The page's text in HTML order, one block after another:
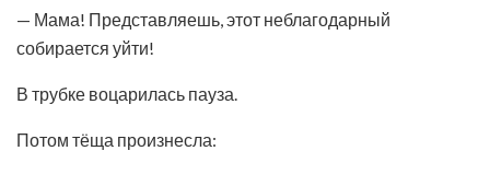
— Мама! Представляешь, этот неблагодарный
собирается уйти!
В трубке воцарилась пауза.
Потом тёща произнесла: